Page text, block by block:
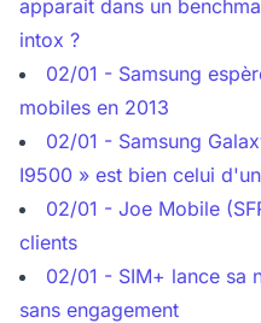
apparait dans un
intox ?
02/01 - Samsung
mobiles en 2013
02/01 - Samsung
I9500 » est bien celui
02/01 - Joe Mobile
clients
02/01 - SIM+ lance sa
sans engagement